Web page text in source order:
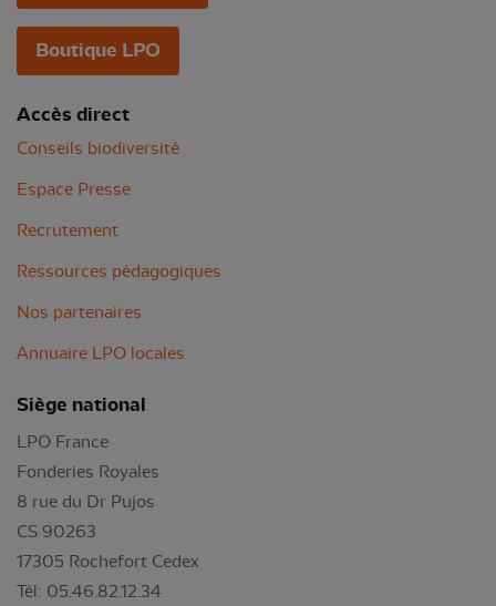
Boutique LPO
Accès direct
Conseils biodiversité
Espace Presse
Recrutement
Ressources pédagogiques
Nos partenaires
Annuaire LPO locales
Siège national
LPO France
Fonderies Royales
8 rue du Dr Pujos
CS 90263
17305 Rochefort Cedex
Tél: 05.46.82.12.34